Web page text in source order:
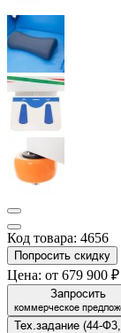
Код товара: 4656
Попросить скидку
Цена: от 679 900 ₽
Запросить
коммерческое
Тех.задание (44-